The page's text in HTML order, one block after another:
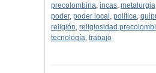
precolombina, incas, metalurgia
poder, poder local , política,
religión, religiosidad
tecnología, trabajo